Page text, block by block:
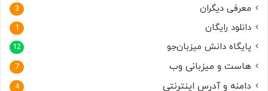
معرفی دیگران 3
دانلود رایگان 1
پایگاه دانش میزبان‌جو 12
هاست و میزبانی وب 7
دامنه و آدرس اینترنتی 4